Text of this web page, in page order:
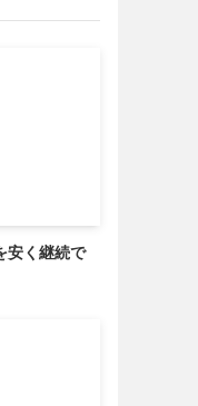
安く継続で